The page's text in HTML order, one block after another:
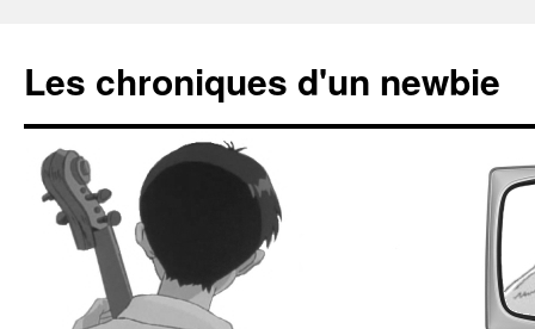
Les chroniques d'un newbie